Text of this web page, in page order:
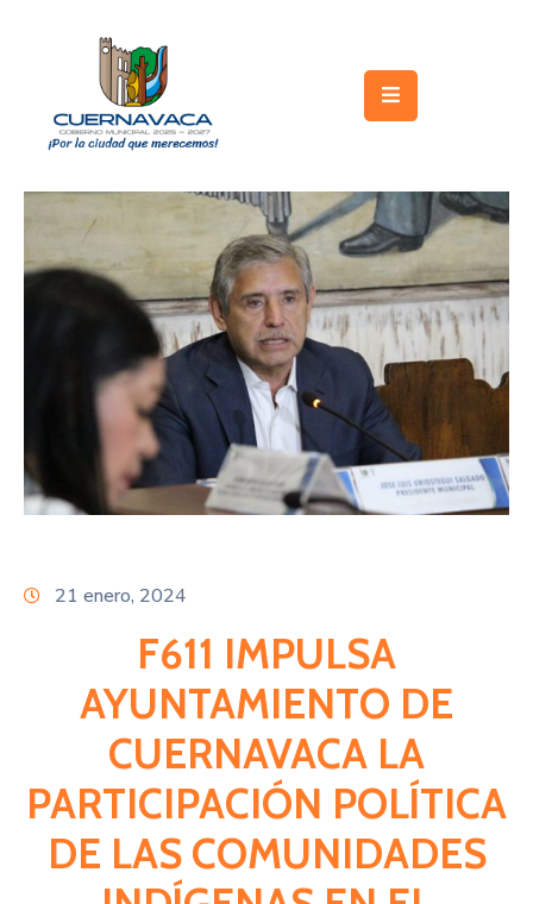
Gobierno
Trámites
Licitaciones
Transparencia
Directorio
21 enero, 2024
F611 IMPULSA
AYUNTAMIENTO DE
CUERNAVACA LA
PARTICIPACIÓN POLÍTICA
DE LAS COMUNIDADES